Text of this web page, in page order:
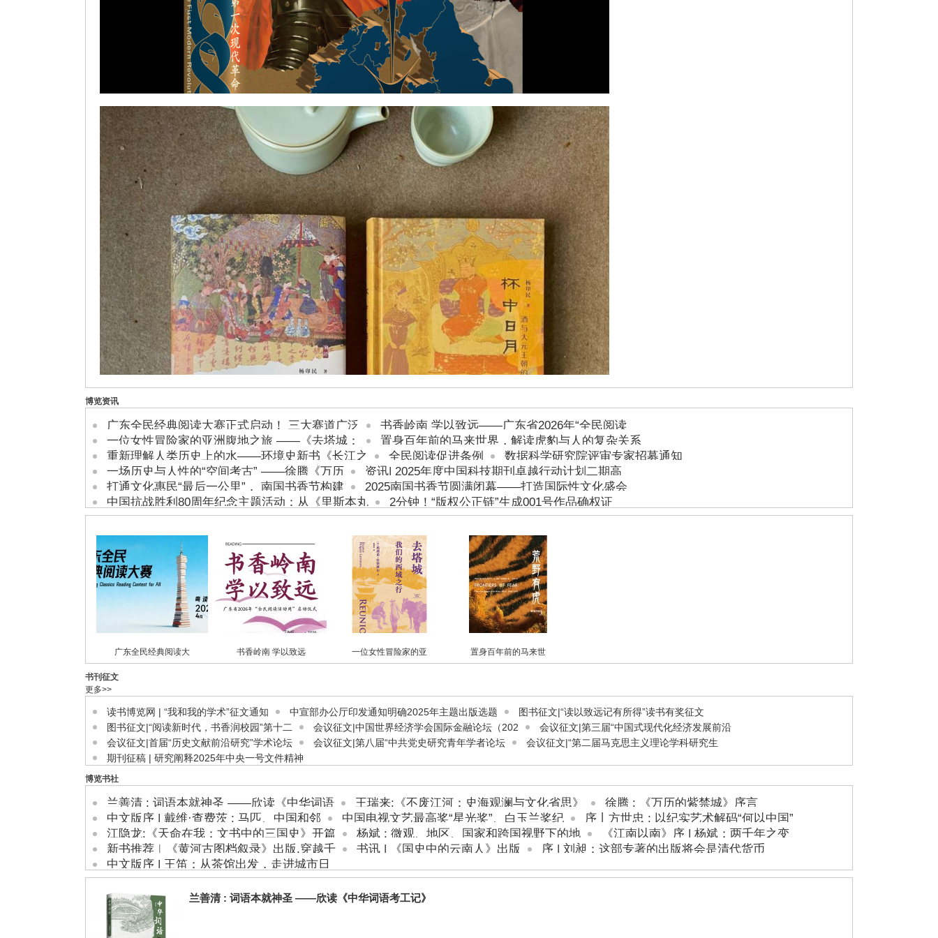
博览资讯
广东全民经典阅读大赛正式启动！ 三大赛道广泛
书香岭南 学以致远——广东省2026年“全民阅读
一位女性冒险家的亚洲腹地之旅 ——《去塔城：
置身百年前的马来世界，解读虎豹与人的复杂关系
重新理解人类历史上的水——环境史新书《长江之
全民阅读促进条例
数据科学研究院评审专家招募通知
一场历史与人性的“空间考古” ——徐腾《万历
资讯| 2025年度中国科技期刊卓越行动计划二期高
打通文化惠民“最后一公里”， 南国书香节构建
2025南国书香节圆满闭幕——打造国际性文化盛会
中国抗战胜利80周年纪念主题活动：从《里斯本丸
2分钟！“版权公正链”生成001号作品确权证
广东全民经典阅读大 书香岭南 学以致远 一位女性冒险家的亚 置身百年前的马来世
书刊征文
更多>>
读书博览网 | “我和我的学术”征文通知 中宣部办公厅印发通知明确2025年主题出版选题
图书征文|“读以致远记有所得”读书有奖征文
图书征文|“阅读新时代，书香润校园”第十二
会议征文|中国世界经济学会国际金融论坛（202
会议征文|第三届“中国式现代化经济发展前沿
会议征文|首届“历史文献前沿研究”学术论坛
会议征文|第八届“中共党史研究青年学者论坛
会议征文|“第二届马克思主义理论学科研究生
期刊征稿 | 研究阐释2025年中央一号文件精神
博览书社
兰善清 : 词语本就神圣 ——欣读《中华词语 王瑞来:《不废江河：史海观澜与文化省思》
徐腾 : 《万历的紫禁城》序言
中文版序 | 戴维·查费茨 : 马匹、中国和邻
中国电视文艺最高奖“星光奖”、白玉兰奖纪
序丨方世忠 : 以纪实艺术解码“何以中国”
江隐龙:《天命在我：文书中的三国史》开篇
杨斌 : 微观、地区、国家和跨国视野下的地
《江南以南》序 | 杨斌：两千年之变
新书推荐︱《黄河古图档叙录》出版,穿越千
书讯 | 《国史中的云南人》出版
序 | 刘昶：这部专著的出版将会是清代货币
中文版序 | 王笛：从茶馆出发，走进城市日
兰善清 : 词语本就神圣 ——欣读《中华词语考工记》